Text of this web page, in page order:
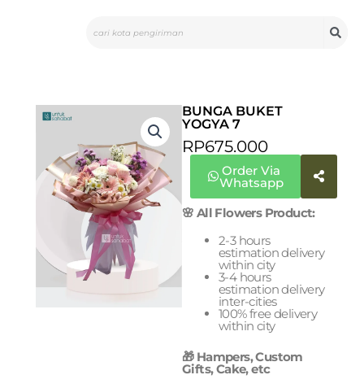
BUNGA BUKET
YOGYA 7
RP675.000
Order Via
Whatsapp
🌸 All Flowers Product:
2-3 hours
estimation delivery
within city
3-4 hours
estimation delivery
inter-cities
100% free delivery
within city
🎁 Hampers, Custom
Gifts, Cake, etc